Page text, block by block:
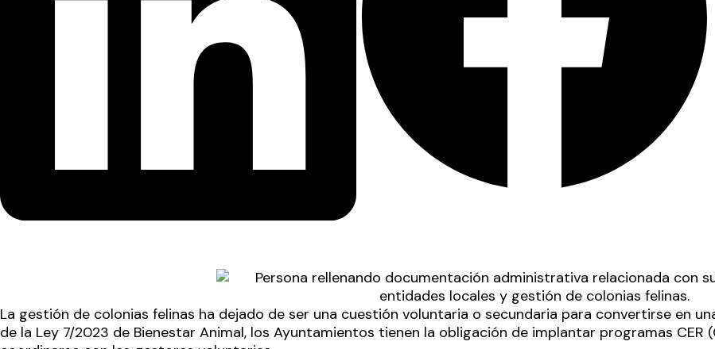
La gestión de colonias felinas ha dejado de ser una cuestión voluntaria o secundaria para convertirse en
de la Ley 7/2023 de Bienestar Animal, los Ayuntamientos tienen la obligación de implantar programas CER